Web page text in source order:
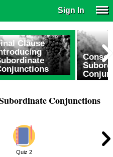
Sign In
Clause
Conjunctions
Quiz 2